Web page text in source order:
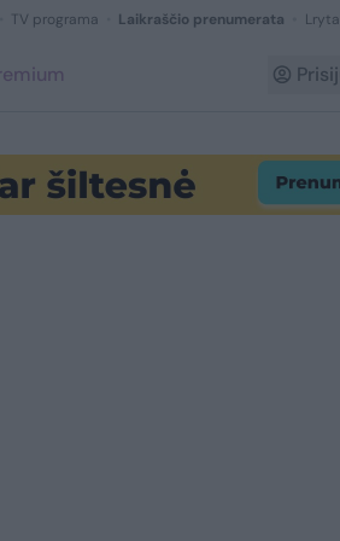
TV programa Laikraščio prenumerata